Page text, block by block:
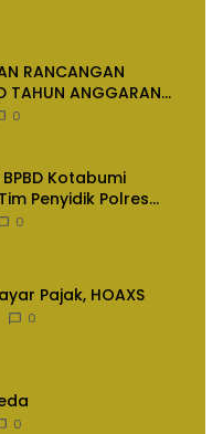
RANCANGAN
TAHUN ANGGARAN
0
Kotabumi
Penyidik Polres
0
Pajak, HOAXS
0
0